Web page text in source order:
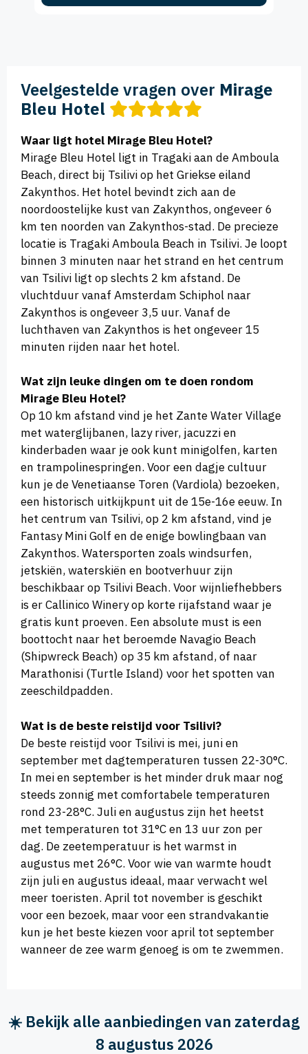
Veelgestelde vragen over Mirage
Bleu Hotel
Waar ligt hotel Mirage Bleu Hotel?
Mirage Bleu Hotel ligt in Tragaki aan de Amboula
Beach, direct bij Tsilivi op het Griekse eiland
Zakynthos. Het hotel bevindt zich aan de
noordoostelijke kust van Zakynthos, ongeveer 6
km ten noorden van Zakynthos-stad. De precieze
locatie is Tragaki Amboula Beach in Tsilivi. Je loopt
binnen 3 minuten naar het strand en het centrum
van Tsilivi ligt op slechts 2 km afstand. De
vluchtduur vanaf Amsterdam Schiphol naar
Zakynthos is ongeveer 3,5 uur. Vanaf de
luchthaven van Zakynthos is het ongeveer 15
minuten rijden naar het hotel.
Wat zijn leuke dingen om te doen rondom
Mirage Bleu Hotel?
Op 10 km afstand vind je het Zante Water Village
met waterglijbanen, lazy river, jacuzzi en
kinderbaden waar je ook kunt minigolfen, karten
en trampolinespringen. Voor een dagje cultuur
kun je de Venetiaanse Toren (Vardiola) bezoeken,
een historisch uitkijkpunt uit de 15e-16e eeuw. In
het centrum van Tsilivi, op 2 km afstand, vind je
Fantasy Mini Golf en de enige bowlingbaan van
Zakynthos. Watersporten zoals windsurfen,
jetskiën, waterskiën en bootverhuur zijn
beschikbaar op Tsilivi Beach. Voor wijnliefhebbers
is er Callinico Winery op korte rijafstand waar je
gratis kunt proeven. Een absolute must is een
boottocht naar het beroemde Navagio Beach
(Shipwreck Beach) op 35 km afstand, of naar
Marathonisi (Turtle Island) voor het spotten van
zeeschildpadden.
Wat is de beste reistijd voor Tsilivi?
De beste reistijd voor Tsilivi is mei, juni en
september met dagtemperaturen tussen 22-30°C.
In mei en september is het minder druk maar nog
steeds zonnig met comfortabele temperaturen
rond 23-28°C. Juli en augustus zijn het heetst
met temperaturen tot 31°C en 13 uur zon per
dag. De zeetemperatuur is het warmst in
augustus met 26°C. Voor wie van warmte houdt
zijn juli en augustus ideaal, maar verwacht wel
meer toeristen. April tot november is geschikt
voor een bezoek, maar voor een strandvakantie
kun je het beste kiezen voor april tot september
wanneer de zee warm genoeg is om te zwemmen.
☀️ Bekijk alle aanbiedingen van zaterdag
8 augustus 2026